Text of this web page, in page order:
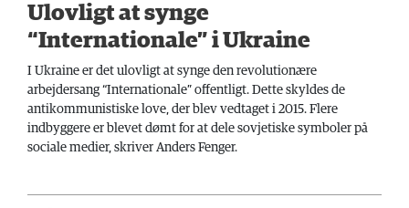
BLOGS
DEBAT
LÆSER
TIL
LÆSER
Ulovligt at synge
“Internationale” i Ukraine
I Ukraine er det ulovligt at synge den revolutionære
arbejdersang “Internationale” offentligt. Dette skyldes de
antikommunistiske love, der blev vedtaget i 2015. Flere
indbyggere er blevet dømt for at dele sovjetiske symboler på
sociale medier, skriver Anders Fenger.